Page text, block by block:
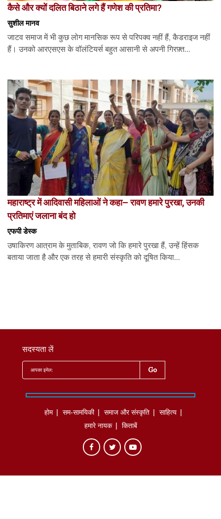
कैसे और क्यों दलित बिठाने लगे हैं गणेश की प्रतिमा?
सुशील मानव
जाटव समाज में भी कुछ लोग मानसिक रूप से परिपक्व नहीं हैं, कैडराइज नहीं
हैं। उनको आरएसएस के वॉलंटियर्स बहुत आसानी से अपनी गिरफ़्त...
महाराष्ट्र में आदिवासी महिलाओं ने कहा– रावण हमारे पुरखा, उनकी
प्रतिमाएं जलाना बंद हो
एफपी डेस्‍क
उषाकिरण आत्राम के मुताबिक, रावण जो कि हमारे पुरखा हैं, उन्हें हिंसक
बताया जाता है और एक तरह से हमारी संस्कृति को दूषित किया...
सदस्यता लें
होम सम-सामयिकी समाज और संस्कृति
साहित्‍य
हमारे नायक
किताबें